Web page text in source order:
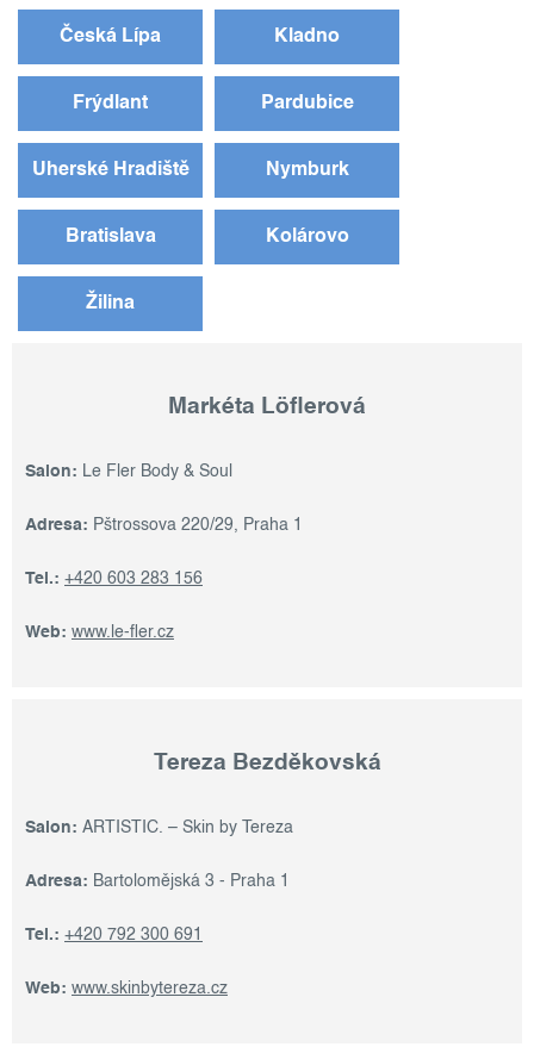
Česká Lípa Kladno
Frýdlant Pardubice
Uherské Hradiště Nymburk
Bratislava Kolárovo
Žilina
Markéta Löflerová
Salon: Le Fler Body & Soul
Adresa: Pštrossova 220/29, Praha 1
Tel.: +420 603 283 156
Web: www.le-fler.cz
Tereza Bezděkovská
Salon: ARTISTIC. – Skin by Tereza
Adresa: Bartolomějská 3 - Praha 1
Tel.: +420 792 300 691
Web: www.skinbytereza.cz